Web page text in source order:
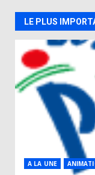
LE PLUS
A LA UNE